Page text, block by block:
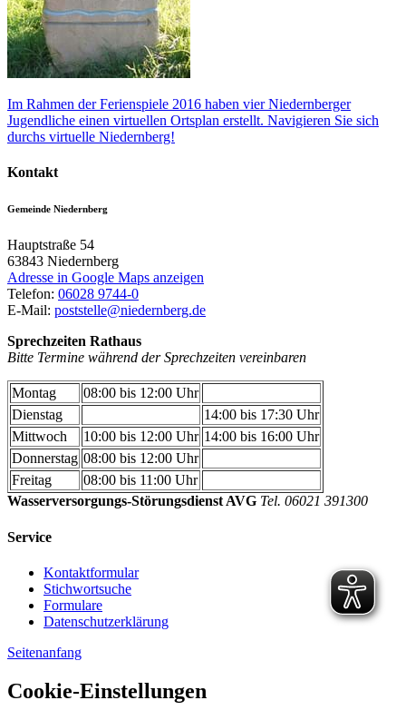
Im Rahmen der Ferienspiele 2016 haben vier Niedernberger
Jugendliche einen virtuellen Ortsplan erstellt. Navigieren Sie sich
durchs virtuelle Niedernberg!
Kontakt
Gemeinde Niedernberg
Hauptstraße 54
63843 Niedernberg
Adresse in Google Maps anzeigen
Telefon: 06028 9744-0
E-Mail: poststelle@niedernberg.de
Sprechzeiten Rathaus
Bitte Termine während der Sprechzeiten vereinbaren
Montag
08:00 bis 12:00 Uhr
Dienstag
14:00 bis 17:30 Uhr
Mittwoch
10:00 bis 12:00 Uhr 14:00 bis 16:00 Uhr
Donnerstag 08:00 bis 12:00 Uhr
Freitag
08:00 bis 11:00 Uhr
Wasserversorgungs-Störungsdienst AVG Tel. 06021 391300
Service
Kontaktformular
Stichwortsuche
Formulare
Datenschutzerklärung
Seitenanfang
Cookie-Einstellungen